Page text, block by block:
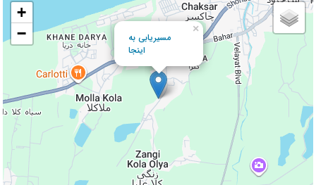
مسیریابی به
اینجا
×
+
−